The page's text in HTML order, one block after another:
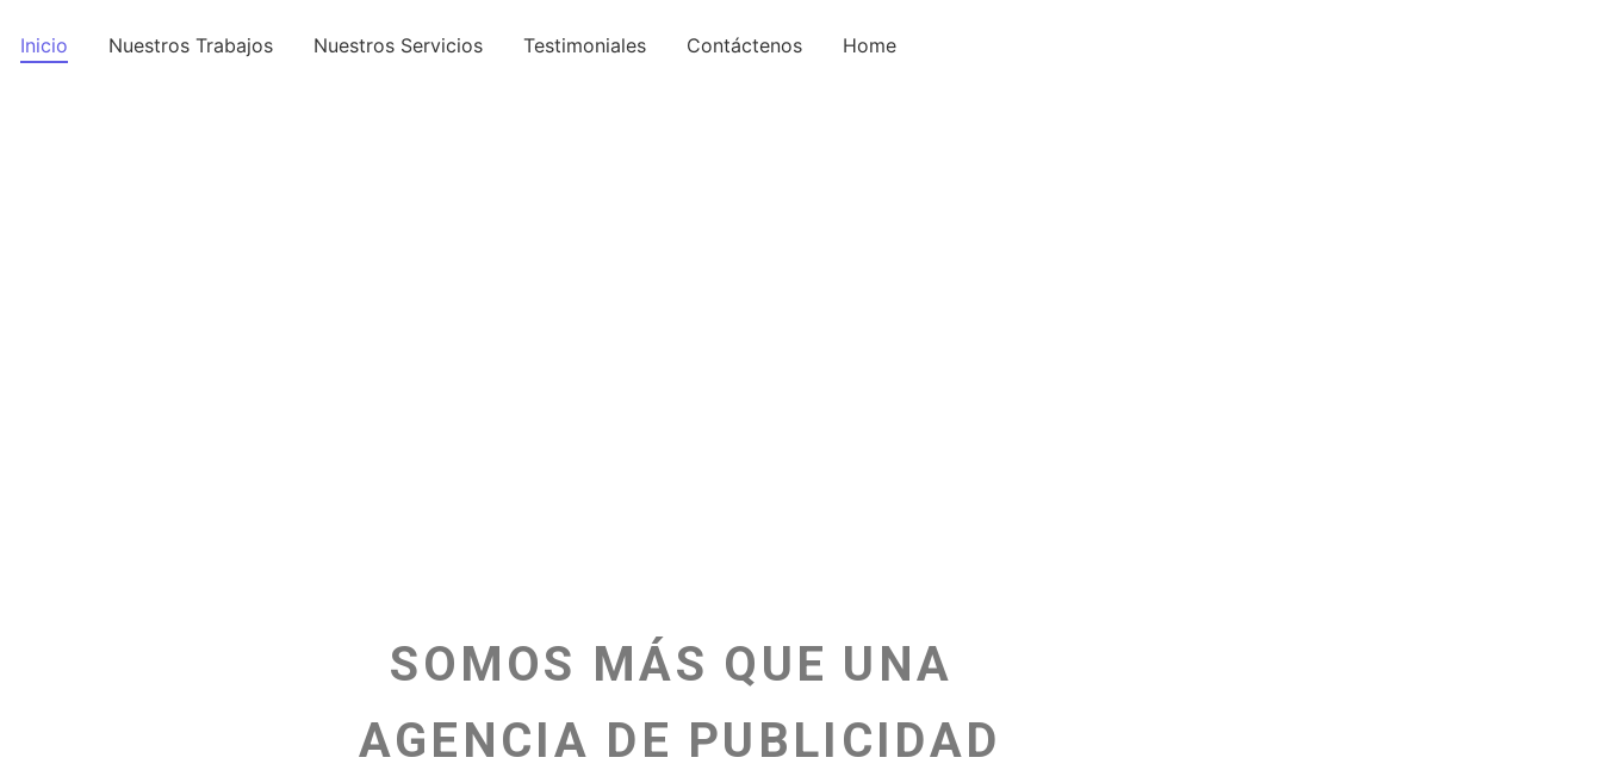
Inicio Nuestros Trabajos Nuestros Servicios Testimoniales Contáctenos Home
SOMOS MÁS QUE UNA
AGENCIA DE PUBLICIDAD